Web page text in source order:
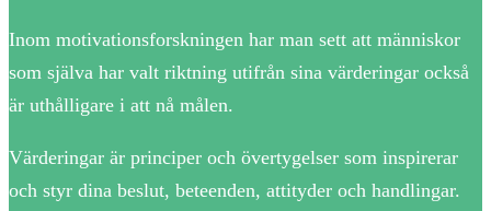
Inom motivationsforskningen har man sett att människor
som själva har valt riktning utifrån sina värderingar också
är uthålligare i att nå målen.
Värderingar är principer och övertygelser som inspirerar
och styr dina beslut, beteenden, attityder och handlingar.